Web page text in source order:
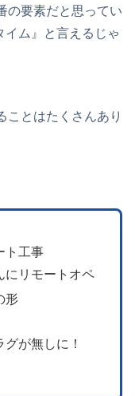
の要素だと思ってい
ム』と言えるじゃ
ことはたくさんあり
ト工事
にリモートオペ
形
が無しに！